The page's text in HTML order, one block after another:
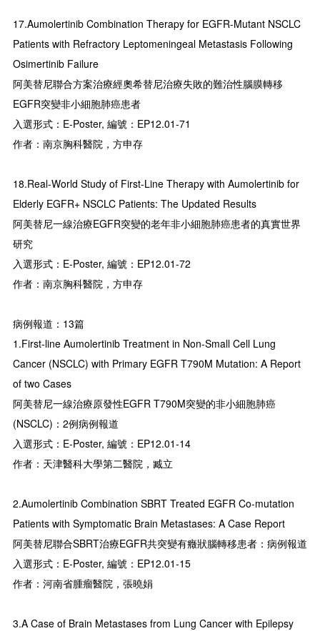
17.Aumolertinib Combination Therapy for EGFR-Mutant NSCLC
Patients with Refractory Leptomeningeal Metastasis Following
Osimertinib Failure
阿美替尼聯合方案治療經奧希替尼治療失敗的難治性腦膜轉移
EGFR突變非小細胞肺癌患者
入選形式：E-Poster, 編號：EP12.01-71
作者：南京胸科醫院，方申存
18.Real-World Study of First-Line Therapy with Aumolertinib for
Elderly EGFR+ NSCLC Patients: The Updated Results
阿美替尼一線治療EGFR突變的老年非小細胞肺癌患者的真實世界
研究
入選形式：E-Poster, 編號：EP12.01-72
作者：南京胸科醫院，方申存
病例報道：13篇
1.First-line Aumolertinib Treatment in Non-Small Cell Lung
Cancer (NSCLC) with Primary EGFR T790M Mutation: A Report
of two Cases
阿美替尼一線治療原發性EGFR T790M突變的非小細胞肺癌
(NSCLC)：2例病例報道
入選形式：E-Poster, 編號：EP12.01-14
作者：天津醫科大學第二醫院，臧立
2.Aumolertinib Combination SBRT Treated EGFR Co-mutation
Patients with Symptomatic Brain Metastases: A Case Report
阿美替尼聯合SBRT治療EGFR共突變有癥狀腦轉移患者：病例報道
入選形式：E-Poster, 編號：EP12.01-15
作者：河南省腫瘤醫院，張曉娟
3.A Case of Brain Metastases from Lung Cancer with Epilepsy